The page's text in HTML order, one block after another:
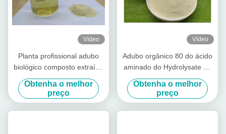
Vídeo
Planta profissional adubo
biológico composto extraído
do pó 70% do ácido
aminado
Obtenha o melhor
preço
Vídeo
Adubo orgânico 80 do ácido
aminado do Hydrolysate da
proteína de soja
Obtenha o melhor
preço